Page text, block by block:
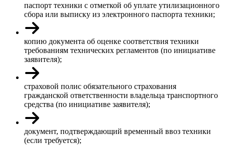
паспорт техники с отметкой об уплате утилизационного
сбора или выписку из электронного паспорта техники;
копию документа об оценке соответствия техники
требованиям технических регламентов (по инициативе
заявителя);
страховой полис обязательного страхования
гражданской ответственности владельца транспортного
средства (по инициативе заявителя);
документ, подтверждающий временный ввоз техники
(если требуется);